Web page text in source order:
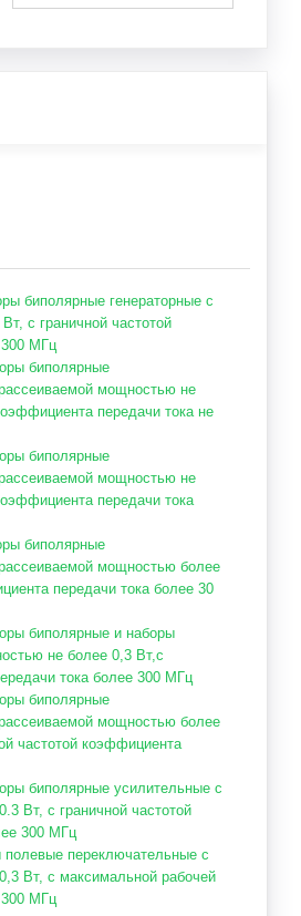
биполярные генераторные с
с граничной частотой
МГц
биполярные
мощностью не
передачи тока не
биполярные
мощностью не
передачи тока
биполярные
мощностью более
передачи тока более 30
биполярные и наборы
не более 0,3 Вт,с
тока более 300 МГц
биполярные
мощностью более
частотой коэффициента
биполярные усилительные с
Вт, с граничной частотой
300 МГц
полевые переключательные с
Вт, с максимальной рабочей
МГц